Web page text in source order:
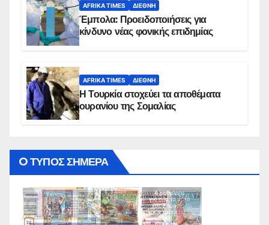
AFRIKA TIMES ΔΙΕΘΝΉ
Έμπολα: Προειδοποιήσεις για
κίνδυνο νέας φονικής επιδημίας
AFRIKA TIMES ΔΙΕΘΝΉ
Η Τουρκία στοχεύει τα αποθέματα
ουρανίου της Σομαλίας
O ΤΥΠΟΣ ΣΗΜΕΡΑ